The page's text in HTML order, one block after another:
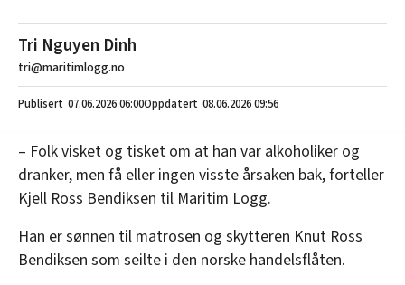
Tri Nguyen Dinh
tri@maritimlogg.no
07.06.202606:00 08.06.2026 09:56
– Folk visket og tisket om at han var alkoholiker og
dranker, men få eller ingen visste årsaken bak, forteller
Kjell Ross Bendiksen til Maritim Logg.
Han er sønnen til matrosen og skytteren Knut Ross
Bendiksen som seilte i den norske handelsflåten.